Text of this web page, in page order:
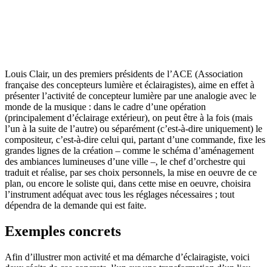
Louis Clair, un des premiers présidents de l’ACE (Association
française des concepteurs lumière et éclairagistes), aime en effet à
présenter l’activité de concepteur lumière par une analogie avec le
monde de la musique : dans le cadre d’une opération
(principalement d’éclairage extérieur), on peut être à la fois (mais
l’un à la suite de l’autre) ou séparément (c’est-à-dire uniquement) le
compositeur, c’est-à-dire celui qui, partant d’une commande, fixe les
grandes lignes de la création – comme le schéma d’aménagement
des ambiances lumineuses d’une ville –, le chef d’orchestre qui
traduit et réalise, par ses choix personnels, la mise en oeuvre de ce
plan, ou encore le soliste qui, dans cette mise en oeuvre, choisira
l’instrument adéquat avec tous les réglages nécessaires ; tout
dépendra de la demande qui est faite.
Exemples concrets
Afin d’illustrer mon activité et ma démarche d’éclairagiste, voici